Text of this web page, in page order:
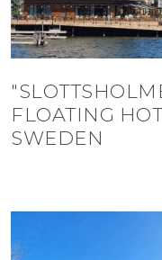
FLOATING
SWEDEN